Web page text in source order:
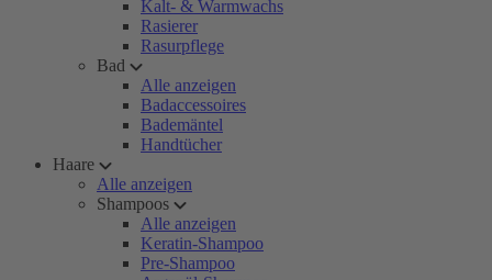
Kalt- & Warmwachs
Rasierer
Rasurpflege
Bad
Alle anzeigen
Badaccessoires
Bademäntel
Handtücher
Haare
Alle anzeigen
Shampoos
Alle anzeigen
Keratin-Shampoo
Pre-Shampoo